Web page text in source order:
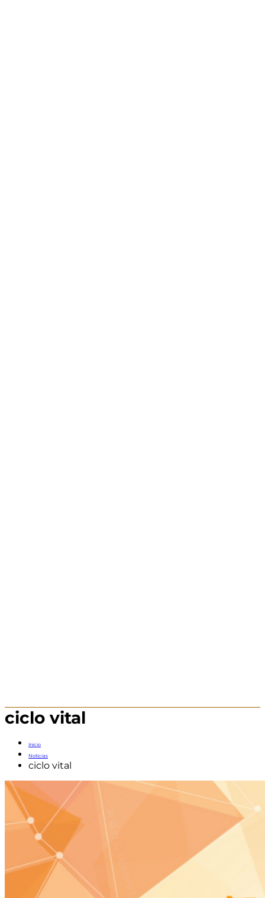
ciclo vital
Inicio
Noticias
ciclo vital